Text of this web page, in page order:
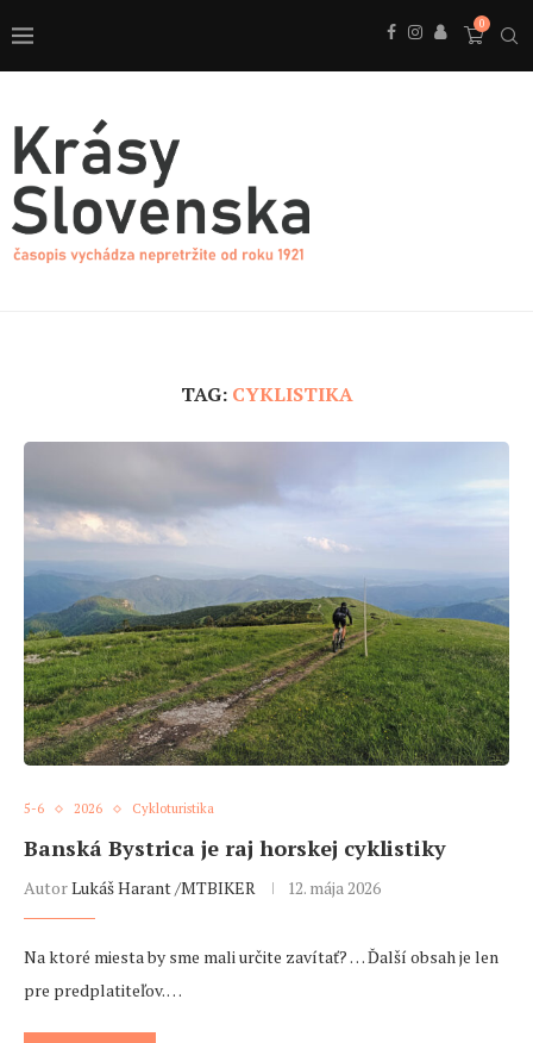
0
TAG: CYKLISTIKA
5-6 2026 Cykloturistika
Banská Bystrica je raj horskej cyklistiky
AutorLukáš Harant /MTBIKER 12. mája 2026
Na ktoré miesta by sme mali určite zavítať? … Ďalší obsah je len
pre predplatiteľov. …